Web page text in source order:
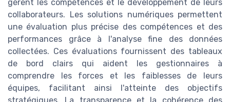
gèrent les compétences et le développement de leurs
collaborateurs. Les solutions numériques permettent
une évaluation plus précise des compétences et des
performances grâce à l'analyse fine des données
collectées. Ces évaluations fournissent des tableaux
de bord clairs qui aident les gestionnaires à
comprendre les forces et les faiblesses de leurs
équipes, facilitant ainsi l'atteinte des objectifs
stratégiques. La transparence et la cohérence des